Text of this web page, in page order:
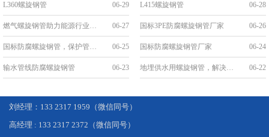
L360螺旋钢管 06-29 L415螺旋钢管 06-28
燃气螺旋钢管助力能源行业发展 06-27 国标3PE防腐螺旋钢管厂家 06-26
国标防腐螺旋钢管，保护管道安全，延长使用寿命 06-25 国标防腐螺旋钢管厂家 06-24
输水管线防腐螺旋钢管 06-23 地埋供水用螺旋钢管，解决城市供水难题 06-22
刘经理：133 2317 1959（微信同号）
高经理 : 133 2317 2372（微信同号）